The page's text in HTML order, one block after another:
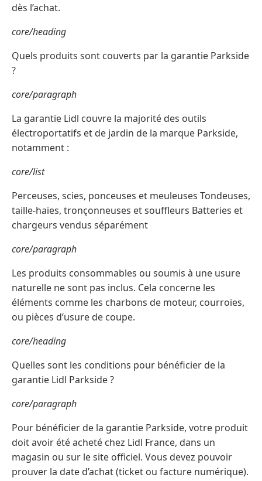
dès l’achat.
core/heading
Quels produits sont couverts par la garantie Parkside
?
core/paragraph
La garantie Lidl couvre la majorité des outils
électroportatifs et de jardin de la marque Parkside,
notamment :
core/list
Perceuses, scies, ponceuses et meuleuses Tondeuses,
taille-haies, tronçonneuses et souffleurs Batteries et
chargeurs vendus séparément
core/paragraph
Les produits consommables ou soumis à une usure
naturelle ne sont pas inclus. Cela concerne les
éléments comme les charbons de moteur, courroies,
ou pièces d’usure de coupe.
core/heading
Quelles sont les conditions pour bénéficier de la
garantie Lidl Parkside ?
core/paragraph
Pour bénéficier de la garantie Parkside, votre produit
doit avoir été acheté chez Lidl France, dans un
magasin ou sur le site officiel. Vous devez pouvoir
prouver la date d’achat (ticket ou facture numérique).